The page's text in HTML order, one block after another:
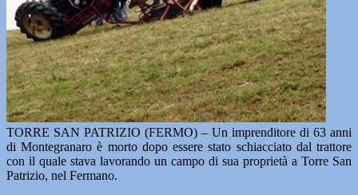
TORRE SAN PATRIZIO (FERMO) – Un imprenditore di 63 anni
di Montegranaro è morto dopo essere stato schiacciato dal trattore
con il quale stava lavorando un campo di sua proprietà a Torre San
Patrizio, nel Fermano.